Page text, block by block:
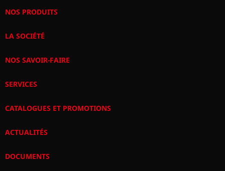
NOS PRODUITS
LA SOCIÉTÉ
NOS SAVOIR-FAIRE
SERVICES
CATALOGUES ET PROMOTIONS
ACTUALITÉS
DOCUMENTS